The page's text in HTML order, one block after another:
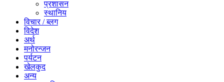
प्रशासन
स्थानिय
विचार / ब्लग
विदेश
अर्थ
मनोरन्जन
पर्यटन
खेलकुद
अन्य